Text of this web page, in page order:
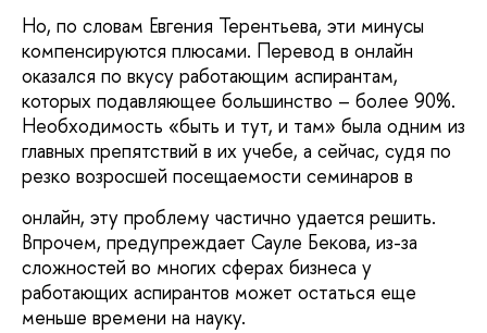
Но, по словам Евгения Терентьева, эти минусы
компенсируются плюсами. Перевод в онлайн
оказался по вкусу работающим аспирантам,
которых подавляющее большинство – более 90%.
Необходимость «быть и тут, и там» была одним из
главных препятствий в их учебе, а сейчас, судя по
резко возросшей посещаемости семинаров в
онлайн, эту проблему частично удается решить.
Впрочем, предупреждает Сауле Бекова, из-за
сложностей во многих сферах бизнеса у
работающих аспирантов может остаться еще
меньше времени на науку.